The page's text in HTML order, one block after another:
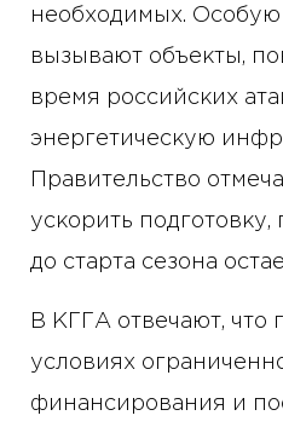
необходимых. Особую
вызывают объекты,
время российских
энергетическую
Правительство
ускорить
до старта сезона
В КГГА отвечают, что
условиях
финансирования и